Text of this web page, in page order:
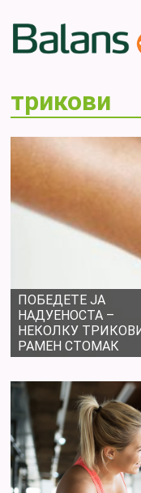
трикови
ПОБЕДЕТЕ ЈА
НАДУЕНОСТА –
НЕКОЛКУ
РАМЕН СТОМАК